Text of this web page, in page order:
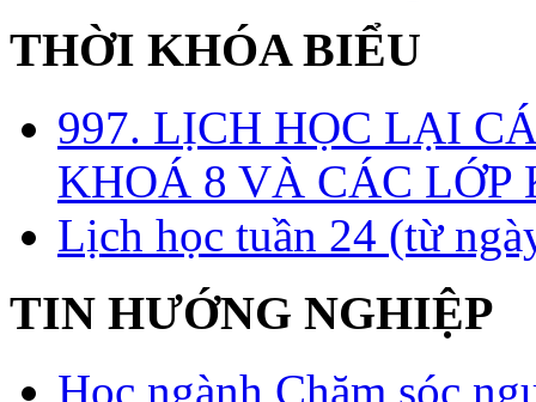
THỜI KHÓA BIỂU
997. LỊCH HỌC LẠI
KHOÁ 8 VÀ CÁC LỚP
Lịch học tuần 24 (từ
TIN HƯỚNG NGHIỆP
Học ngành Chăm sóc